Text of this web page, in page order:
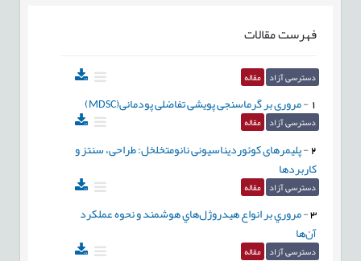
فهرست مقالات
دسترسی آزاد مقاله
-مروری بر گرماسنجی پویشی تفاضلی پودمانی(MDSC)
دسترسی آزاد مقاله
2
-پلیمرهای کوئوردیناسیونی نانومتخلخل: طراحی، سنتز و
کاربردها
دسترسی آزاد مقاله
3
-مروري بر انواع هيدروژل‌هاي هوشمند و نحوه عملكرد
آن‌ها
دسترسی آزاد مقاله